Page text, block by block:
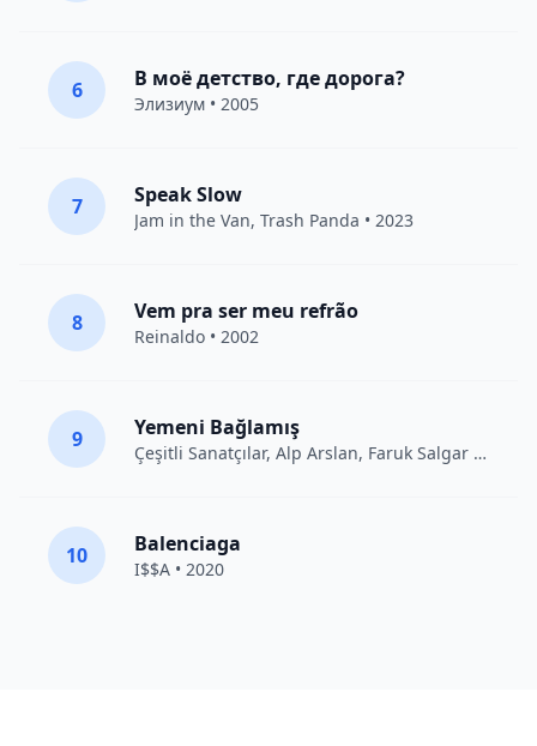
6 В моё детство, где дорога?
Элизиум • 2005
7 Speak Slow
Jam in the Van, Trash Panda • 2023
8 Vem pra ser meu refrão
Reinaldo • 2002
9 Yemeni Bağlamış
Çeşitli Sanatçılar, Alp Arslan, Faruk Salgar • 2012
10 Balenciaga
I$$A • 2020